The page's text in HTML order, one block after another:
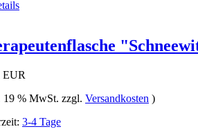
EUR
19 % MwSt. zzgl. Versandkosten )
3-4 Tage